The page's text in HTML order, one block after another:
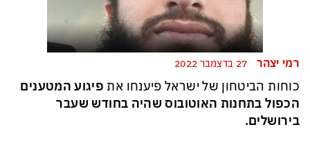
רמי יצהר
כוחות הביטחון של ישראל פיענחו את פיגוע המטענים
הכפול בתחנות האוטובוס שהיה בחודש שעבר
בירושלים.